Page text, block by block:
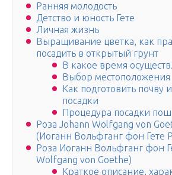
Ранняя молодость
Детство и юность Гете
Личная жизнь
Выращивание цветка, как
посадить в открытый грунт
В какое время
Выбор местоположения
Как подготовить почву
посадки
Процедура посадки
Роза Johann Wolfgang von
(Иоганн Вольфганг фон Гете
Роза Иоганн Вольфганг фон
Wolfgang von Goethe)
Краткое описание,